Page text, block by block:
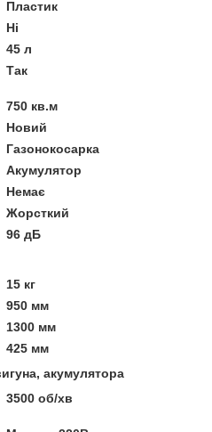
Пластик
Ні
45 л
Так
750 кв.м
Новий
Газонокосарка
Акумулятор
Немає
Жорсткий
96 дБ
15 кг
950 мм
1300 мм
425 мм
акумулятора
3500 об/хв